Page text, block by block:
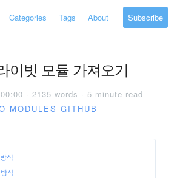
Categories Tags About Subscribe
이빗 모듈 가져오기
· 2135 words · 5 minute read
MODULES GITHUB
식
식